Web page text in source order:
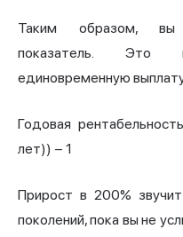
Таким образом, вы
показатель. Это
единовременную
Годовая
лет)) − 1
Прирост в 200%
поколений, пока вы не